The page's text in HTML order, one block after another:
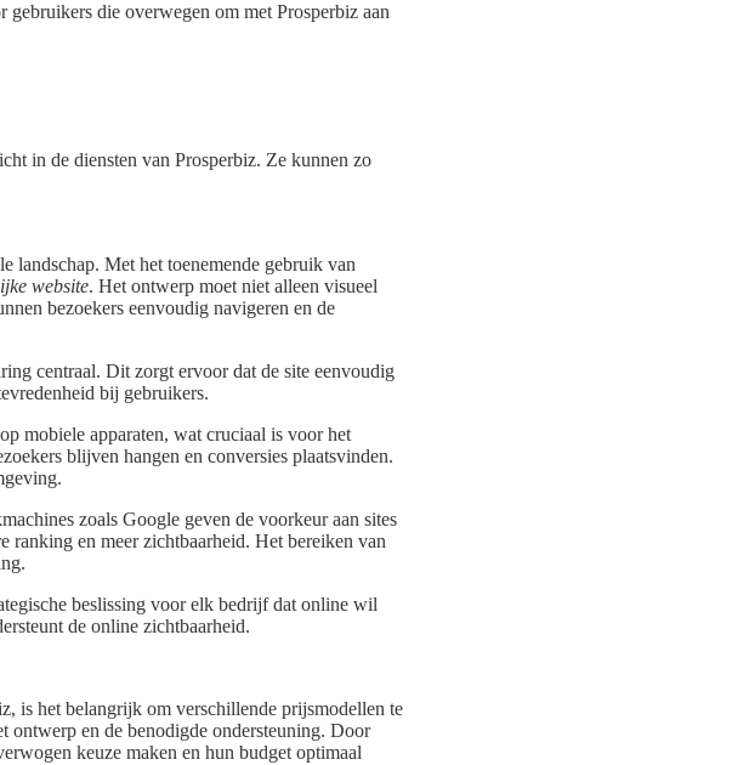
die overwegen om met Prosperbiz aan
in de diensten van Prosperbiz. Ze kunnen zo
landschap. Met het toenemende gebruik van
website. Het ontwerp moet niet alleen visueel
bezoekers eenvoudig navigeren en de
centraal. Dit zorgt ervoor dat de site eenvoudig
bij gebruikers.
mobiele apparaten, wat cruciaal is voor het
blijven hangen en conversies plaatsvinden.
zoals Google geven de voorkeur aan sites
ranking en meer zichtbaarheid. Het bereiken van
beslissing voor elk bedrijf dat online wil
de online zichtbaarheid.
is het belangrijk om verschillende prijsmodellen te
ontwerp en de benodigde ondersteuning. Door
keuze maken en hun budget optimaal